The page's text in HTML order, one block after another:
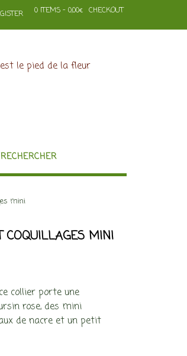
0 ITEMS - 0,00€ CHECKOUT
RECHERCHER
mini
COQUILLAGES MINI
collier porte une
rose, des mini
de nacre et un petit